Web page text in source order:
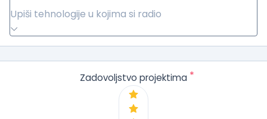
Upiši tehnologije u kojima si radio
Zadovoljstvo projektima *